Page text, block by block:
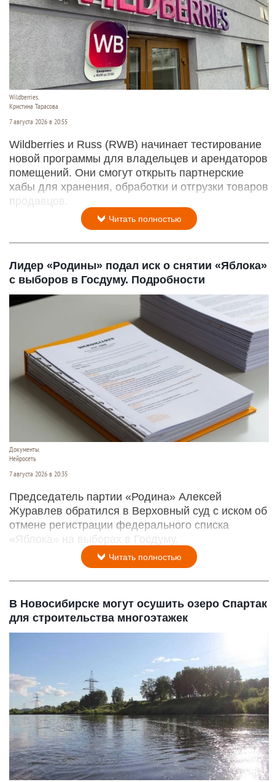
Wildberries.
Кристина Тарасова
7 августа 2026 в 20:55
Wildberries и Russ (RWB) начинает тестирование
новой программы для владельцев и арендаторов
помещений. Они смогут открыть партнерские
хабы для хранения, обработки и отгрузки товаров
продавцов.
Читать полностью
Лидер «Родины» подал иск о снятии «Яблока»
с выборов в Госдуму. Подробности
Документы.
Нейросеть
7 августа 2026 в 20:35
Председатель партии «Родина» Алексей
Журавлев обратился в Верховный суд с иском об
отмене регистрации федерального списка
«Яблока» на выборах в Госдуму.
Читать полностью
В Новосибирске могут осушить озеро Спартак
для строительства многоэтажек